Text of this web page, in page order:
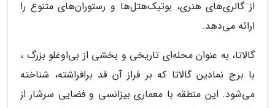
از گالری‌های هنری، بوتیک‌هتل‌ها و رستوران‌های متنوع را
ارائه می‌دهد.
گالاتا، به عنوان محله‌ای تاریخی و بخشی از بی‌اوغلو بزرگ ،
با برج نمادین گالاتا که بر فراز آن قد برافراشته، شناخته
می‌شود. این منطقه با معماری بیزانسی و فضایی سرشار از